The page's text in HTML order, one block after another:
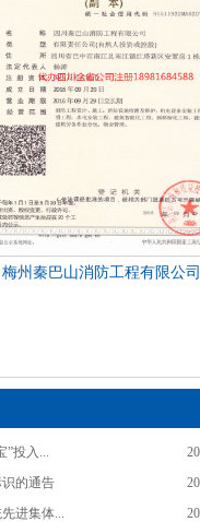
梅州秦巴山消防工程有限公司
”投入...
的通告
进集体...